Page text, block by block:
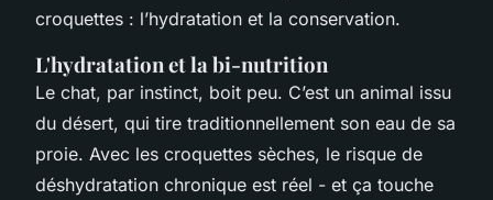
croquettes : l’hydratation et la conservation.
L'hydratation et la bi-nutrition
Le chat, par instinct, boit peu. C’est un animal issu
du désert, qui tire traditionnellement son eau de sa
proie. Avec les croquettes sèches, le risque de
déshydratation chronique est réel - et ça touche